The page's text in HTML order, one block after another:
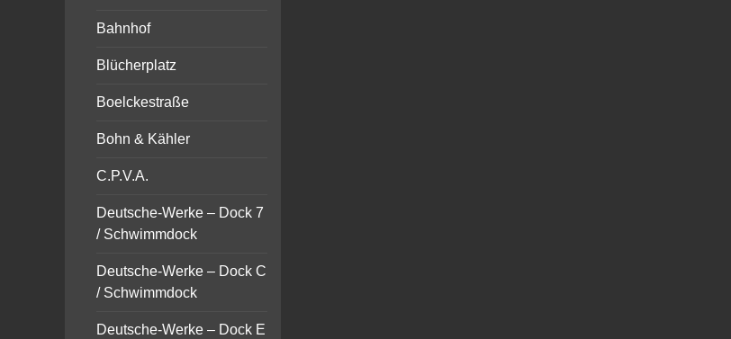
Bahnhof
Blücherplatz
Boelckestraße
Bohn & Kähler
C.P.V.A.
Deutsche-Werke – Dock 7
/ Schwimmdock
Deutsche-Werke – Dock C
/ Schwimmdock
Deutsche-Werke – Dock E